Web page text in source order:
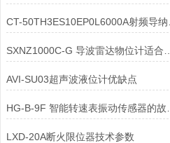
AVI-SU03超声波液位计优缺点
LXD-20A断火限位器技术参数